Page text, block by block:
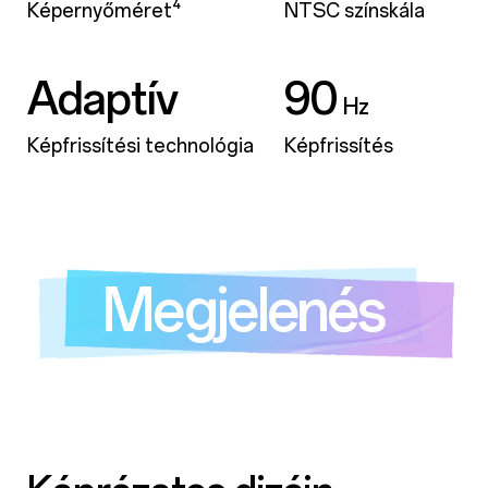
Képernyőméret⁴ NTSC színskála
90 Hz
Képfrissítés
Adaptív
Képfrissítési technológia
Megjelenés